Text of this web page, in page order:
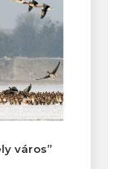
város”